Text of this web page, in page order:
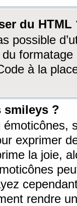
du HTML
possible
à la
smileys ?
émoticônes,
exprimer
la joie,
rendre